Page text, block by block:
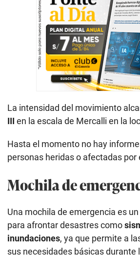
La intensidad del movimiento
III en la escala de Mercalli en la
Hasta el momento no hay
personas heridas o afectadas por
Mochila de
Una mochila de emergencia es
para afrontar desastres como
inundaciones, ya que permite a
sus necesidades básicas durante